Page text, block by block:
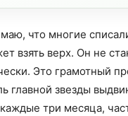
что многие
взять верх. Он не
Это грамотный
главной звезды
три месяца,